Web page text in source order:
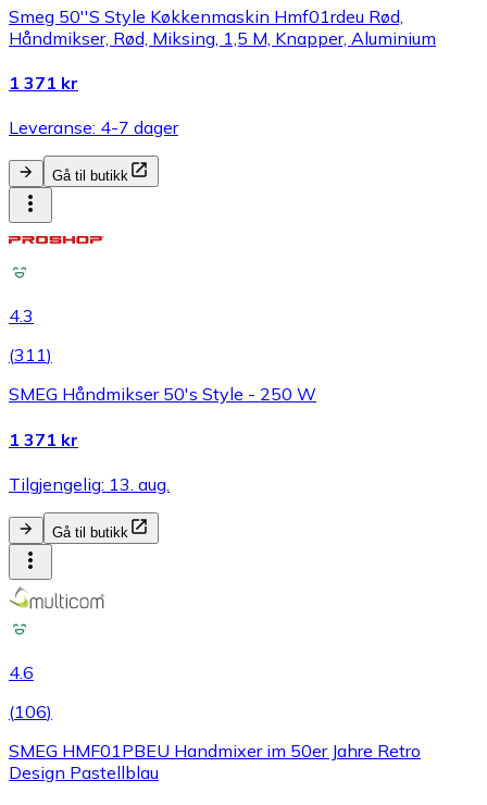
Smeg 50''S Style Køkkenmaskin Hmf01rdeu Rød,
Håndmikser, Rød, Miksing, 1,5 M, Knapper, Aluminium
1 371 kr
Leveranse: 4-7 dager
Gå til butikk
4.3
(311)
SMEG Håndmikser 50's Style - 250 W
1 371 kr
Tilgjengelig: 13. aug.
Gå til butikk
4.6
(106)
SMEG HMF01PBEU Handmixer im 50er Jahre Retro
Design Pastellblau